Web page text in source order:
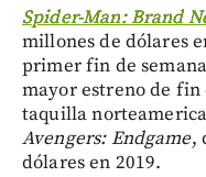
Spider-Man: Brand
millones de dólares
primer fin de
mayor estreno de fin
taquilla
Avengers: Endgame,
dólares en 2019.